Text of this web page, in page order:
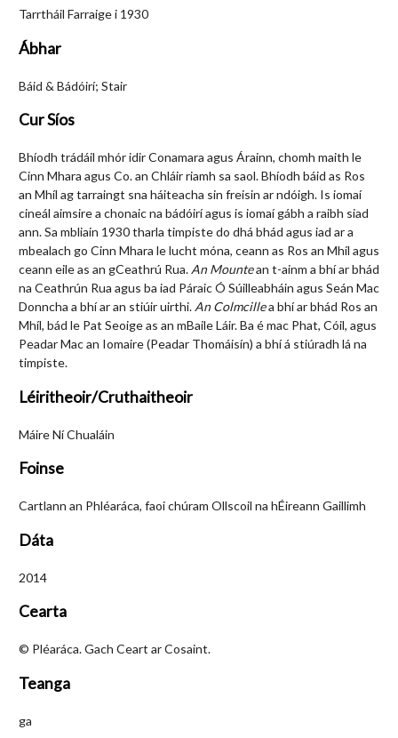
Tarrtháil Farraige i 1930
Ábhar
Báid & Bádóirí; Stair
Cur Síos
Bhíodh trádáil mhór idir Conamara agus Árainn, chomh maith le
Cinn Mhara agus Co. an Chláir riamh sa saol. Bhíodh báid as Ros
an Mhíl ag tarraingt sna háiteacha sin freisin ar ndóigh. Is iomaí
cineál aimsire a chonaic na bádóirí agus is iomaí gábh a raibh siad
ann. Sa mbliain 1930 tharla timpiste do dhá bhád agus iad ar a
mbealach go Cinn Mhara le lucht móna, ceann as Ros an Mhíl agus
ceann eile as an gCeathrú Rua. An Mountean t-ainm a bhí ar bhád
na Ceathrún Rua agus ba iad Páraic Ó Súilleabháin agus Seán Mac
Donncha a bhí ar an stiúir uirthi. An Colmcillea bhí ar bhád Ros an
Mhíl, bád le Pat Seoige as an mBaile Láir. Ba é mac Phat, Cóil, agus
Peadar Mac an Iomaire (Peadar Thomáisín) a bhí á stiúradh lá na
timpiste.
Léiritheoir/Cruthaitheoir
Máire Ní Chualáin
Foinse
Cartlann an Phléaráca, faoi chúram Ollscoil na hÉireann Gaillimh
Dáta
2014
Cearta
© Pléaráca. Gach Ceart ar Cosaint.
Teanga
ga